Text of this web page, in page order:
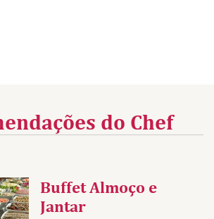
do Chef
Buffet Almoço e
Jantar